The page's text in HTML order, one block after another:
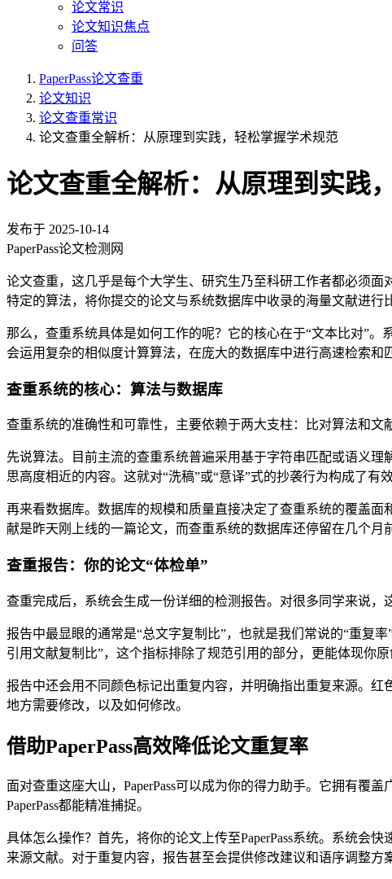
论文常识
论文知识焦点
问答
PaperPass论文查重
论文知识
论文查重常识
论文查重全解析：从原理到实践，轻松掌握学术规范
论文查重全解析：从原理到实践
发布于 2025-10-14
PaperPass论文检测网
论文查重，这几乎是每个大学生、研究生乃至科研工作者都必须
特定的算法，将你提交的论文与系统数据库中收录的海量文献进行
那么，查重系统具体是如何工作的呢？它的核心在于“文本比对”
会运用复杂的相似度计算算法，在庞大的数据库中进行高速检索
查重系统的核心：算法与数据库
查重系统的准确性和可靠性，主要依赖于两大支柱：比对算法和文
先说算法。目前主流的查重系统普遍采用基于字符串匹配或语义
思高度相近的内容。这就对“洗稿”或“意译”式的抄袭行为构成了有效
再来看数据库。数据库的规模和质量直接决定了查重系统的覆盖
献是昨天刚上线的一篇论文，而查重系统的数据库还停留在几个月
查重报告：你的论文“体检单”
查重完成后，系统会生成一份详细的检测报告。对很多同学来说
报告中最显眼的通常是“总文字复制比”，也就是我们常说的“重复
引用文献复制比”，这个指标排除了规范引用的部分，更能体现你原
报告中还会用不同颜色标记出重复内容，并明确指出重复来源。
地方需要修改，以及如何修改。
借助PaperPass高效降低论文重复率
面对查重这座大山，PaperPass可以成为你的得力助手。它拥有覆
PaperPass都能精准捕捉。
具体怎么操作？首先，将你的论文上传至PaperPass系统。系统会
来源文献。对于重复内容，报告甚至会提供修改建议和语序调整方